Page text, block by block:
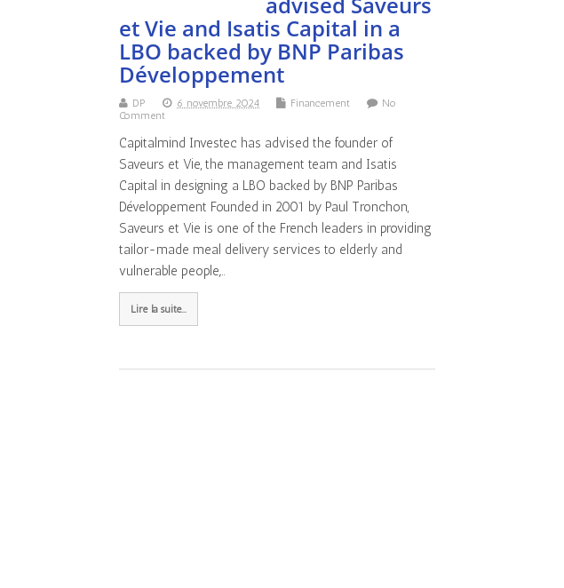
et Vie and Isatis Capital in a
LBO backed by BNP Paribas
Développement
DP 6 novembre 2024 Financement
No
Comment
Capitalmind Investec has advised the founder of
Saveurs et Vie, the management team and Isatis
Capital in designing a LBO backed by BNP Paribas
Développement Founded in 2001 by Paul Tronchon,
Saveurs et Vie is one of the French leaders in providing
tailor-made meal delivery services to elderly and
vulnerable people,…
Lire la suite...